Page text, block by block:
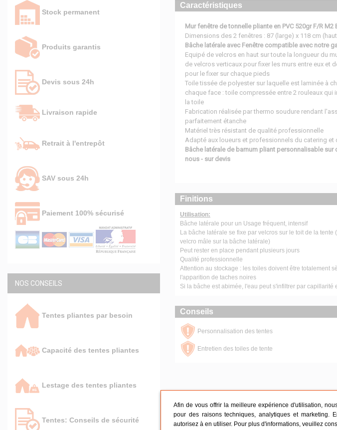
Stock permanent
Produits garantis
Devis sous 24h
Livraison rapide
Retrait à l'entrepôt
SAV sous 24h
Paiement 100% sécurisé
NOS CONSEILS
Tentes pliantes par besoin
Capacité des tentes pliantes
Lestage des tentes pliantes
Tentes: Conseils de sécurité
Caractéristiques
Mur fenêtre de tonnelle pliante en PVC 520gr F/R M2
Dimensions des 2 fenêtres : 87 (large) x 118 cm
Bâche latérale avec Fenêtre compatible avec notre
Equipé de velcros en haut sur toute la longueur du
de velcros verticaux pour fixer les murs entre eux et
pour le fixer sur chaque pieds
Toile tissée de polyester sur laquelle est laminée à
chaque face : toile compressée entre 2 rouleaux qui
la toile
Fabrication réalisée par thermo soudure rendant
parfaitement étanche
Matériel très résistant de qualité professionnelle
Adapté aux loueurs et professionnels du catering et
Bâche latérale de barnum pliant personnalisable sur
nous - sur devis
Finitions
Utilisation:
Bâche latérale pour un Usage fréquent, intensif
La bâche latérale se fixe par velcros sur le toit de la tente
velcro mâle sur la bâche latérale)
Peut rester en place pendant plusieurs jours
Qualité professionnelle
Attention au stockage : les toiles doivent être totalement
l'apparition de taches noires
Si la bâche est abimée, l'eau peut s'infiltrer par capillarité
Conseils
Personnalisation des tentes
Entretien des toiles de tente
Afin de vous offrir la meilleure expérience d'utilisation,
pour des raisons techniques, analytiques et marketing.
autorisez à en utiliser. Pour plus d'informations, veuillez